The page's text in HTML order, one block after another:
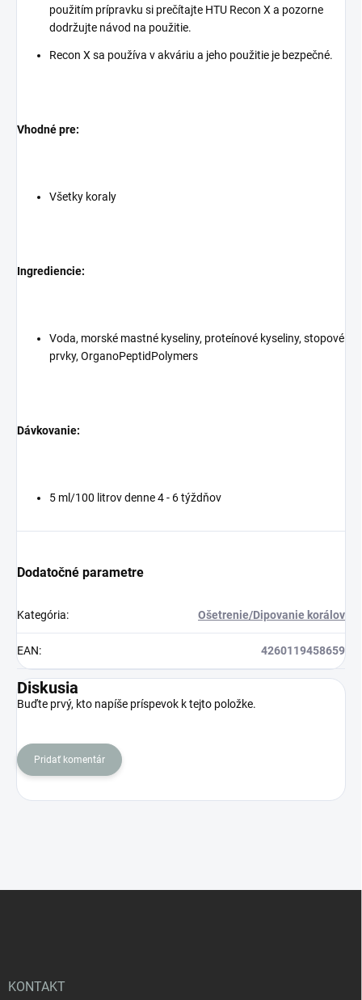
použitím prípravku si prečítajte HTU Recon X a pozorne
dodržujte návod na použitie.
Recon X sa používa v akváriu a jeho použitie je bezpečné.
Vhodné pre:
Všetky koraly
Ingrediencie:
Voda, morské mastné kyseliny, proteínové kyseliny, stopové
prvky, OrganoPeptidPolymers
Dávkovanie:
5 ml/100 litrov denne 4 - 6 týždňov
Dodatočné parametre
Kategória: Ošetrenie/Dipovanie korálov
EAN: 4260119458659
Diskusia
Buďte prvý, kto napíše príspevok k tejto položke.
Pridať komentár
KONTAKT